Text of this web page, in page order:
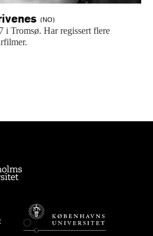
(NO)
i Tromsø. Har regissert flere